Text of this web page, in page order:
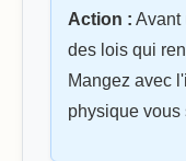
Action : Avant
des lois qui
Mangez avec
physique vous